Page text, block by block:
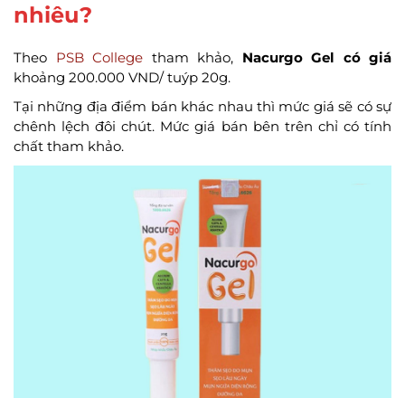
nhiêu?
Theo PSB College tham khảo, Nacurgo Gel có giá
khoảng 200.000 VND/ tuýp 20g.
Tại những địa điểm bán khác nhau thì mức giá sẽ có sự
chênh lệch đôi chút. Mức giá bán bên trên chỉ có tính
chất tham khảo.